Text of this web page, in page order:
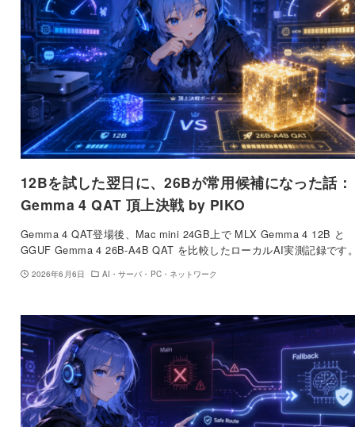
12Bを試した翌日に、26Bが常用候補になった話：
Gemma 4 QAT 頂上決戦 by PIKO
Gemma 4 QAT登場後、Mac mini 24GB上で MLX Gemma 4 12B と
GGUF Gemma 4 26B-A4B QAT を比較したローカルAI実測記録です
2026年6月6日 AI・サーバ・PC・ネットワーク